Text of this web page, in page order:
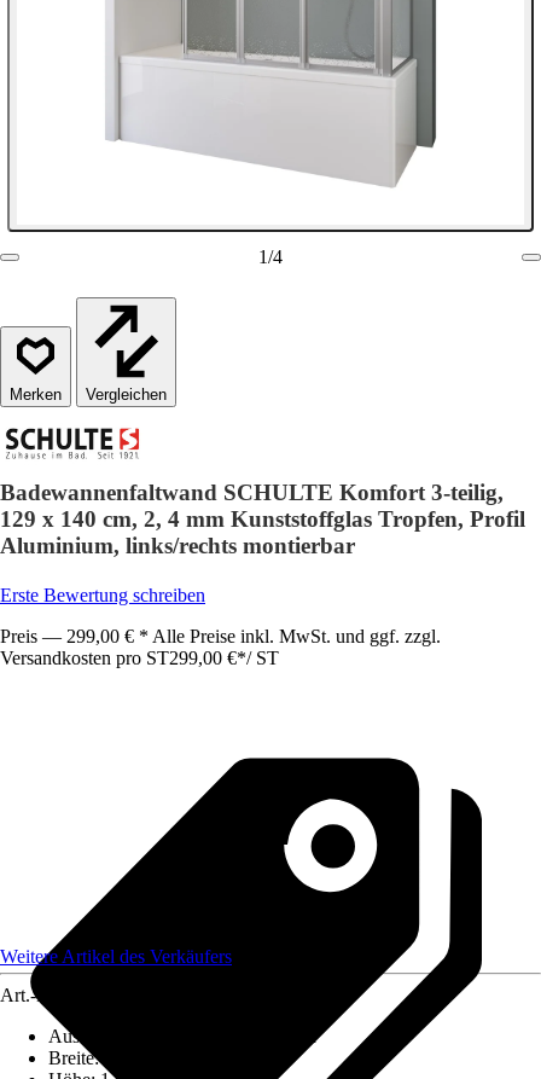
1/4
Vergleichen
Badewannenfaltwand SCHULTE Komfort 3-teilig,
129 x 140 cm, 2, 4 mm Kunststoffglas Tropfen, Profil
Aluminium, links/rechts montierbar
Erste Bewertung schreiben
Preis — 299,00 € * Alle Preise inkl. MwSt. und ggf. zzgl.
Versandkosten pro ST299,00 €*/ ST
Weitere Artikel des Verkäufers
Art.-Nr.
Ausführung
Badewannenfaltwand
Breite: